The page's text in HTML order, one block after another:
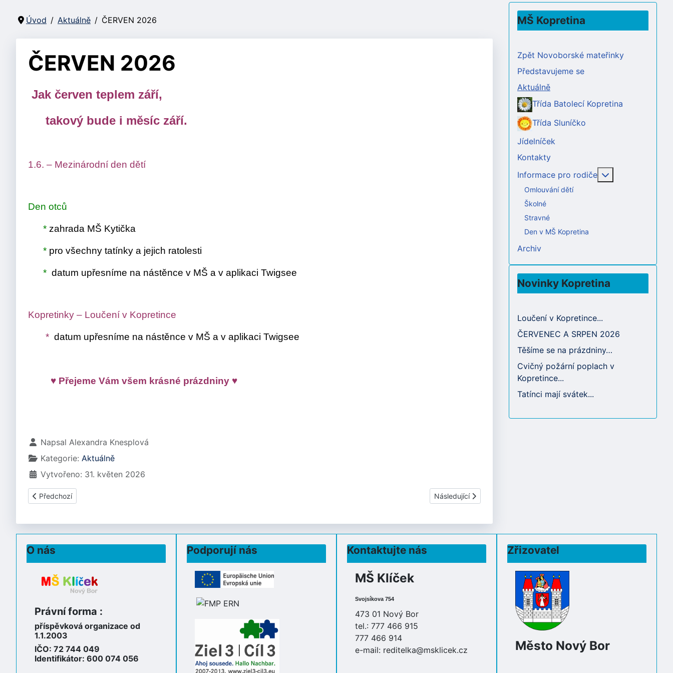
Úvod Aktuálně ČERVEN 2026
ČERVEN 2026
Jak červen teplem září,
takový bude i měsíc září.
1.6. – Mezinárodní den dětí
Den otců
* zahrada MŠ Kytička
* pro všechny tatínky a jejich ratolesti
* datum upřesníme na nástěnce v MŠ a v aplikaci Twigsee
Kopretinky – Loučení v Kopretince
* datum upřesníme na nástěnce v MŠ a v aplikaci Twigsee
♥ Přejeme Vám všem krásné prázdniny ♥
Základní údaje
Napsal Alexandra Knesplová
Kategorie: Aktuálně
Vytvořeno: 31. květen 2026
Předchozí článek: ČERVENEC A SRPEN 2026
Předchozí Další článek: KVĚTEN 2026
Následující
MŠ Kopretina
Zpět Novoborské mateřinky
Představujeme se
Aktuálně
Třída Batolecí Kopretina
Třída Sluníčko
Jídelníček
Kontakty
Informace pro rodiče
Omlouvání dětí
Školné
Stravné
Den v MŠ Kopretina
Archiv
Novinky Kopretina
Loučení v Kopretince...
ČERVENEC A SRPEN 2026
Těšíme se na prázdniny…
Cvičný požární poplach v
Kopretince...
Tatínci mají svátek...
O nás
Právní forma :
příspěvková organizace od
1.1.2003
IČO: 72 744 049
Identifikátor: 600 074 056
Podporují nás Kontaktujte nás
MŠ Klíček
Svojsíkova 754
473 01 Nový Bor
tel.: 777 466 915
777 466 914
e-mail: reditelka@msklicek.cz
Zřizovatel
Město Nový Bor